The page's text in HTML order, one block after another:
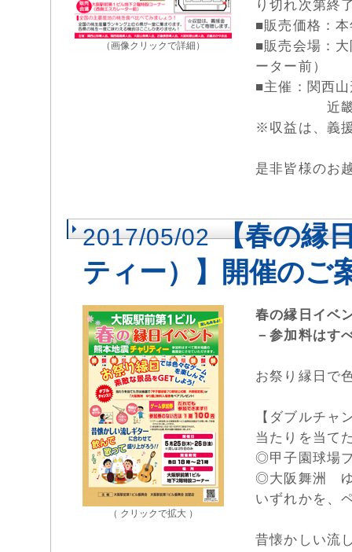
（画像クリックで詳細）
り切れ次第終
■販売価格：
■販売会場：
ーター前）
■主催：関西
近畿長野県
※収益は、義
是非皆様のお
2017/05/02 【春の縁
ティー）】開催のご
（ クリックで拡大 ）
春の縁日イベ
－参加料はす
お祭り縁日で
【ダブルチャ
当たりを当て
◎甲子園球場
◎大阪舞洲
いずれかを、
昔懐かしい流